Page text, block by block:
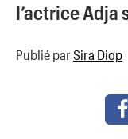
l’actrice
Publié par Sira Diop